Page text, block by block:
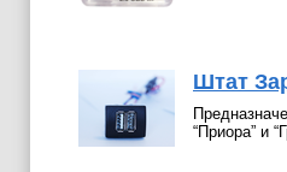
Штат
“Приора” и